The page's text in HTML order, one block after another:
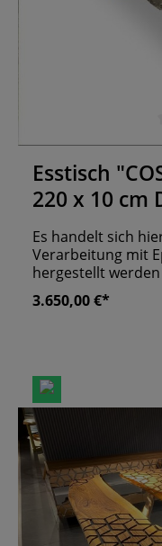
Esstisch
220 x 10 cm
Es handelt sich
Verarbeitung mit
hergestellt
Bitte setzen sie
Lieferung vorher
Und damit nicht
um ein Unikat der
Geltung kommt
schwarze
Ihre Gäste in
stöbern Sie durch
Bezüglich der
ansprechbar.
3.650,00 €*